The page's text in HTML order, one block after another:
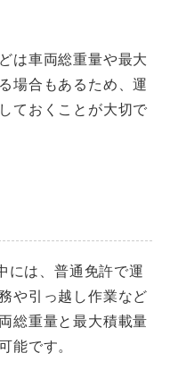
は車両総重量や最大
場合もあるため、運
ておくことが大切で
には、普通免許で運
や引っ越し作業など
総重量と最大積載量
能です。